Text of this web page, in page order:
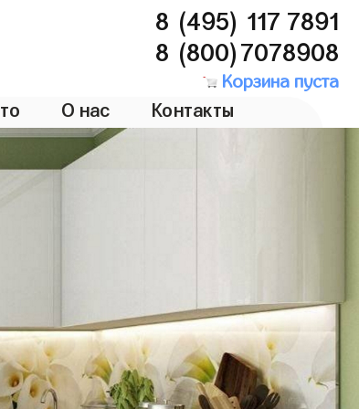
8 (495) 117 7891
8 (800)7078908
Корзина пуста
О нас Контакты